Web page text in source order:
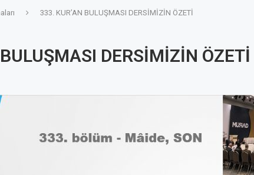
333. KUR’AN BULUŞMASI DERSİMİZİN ÖZETİ
DERSİMİZİN ÖZETİ